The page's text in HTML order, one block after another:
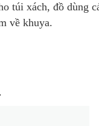
túi xách, đồ dùng
về khuya.